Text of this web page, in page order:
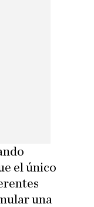
el único
una